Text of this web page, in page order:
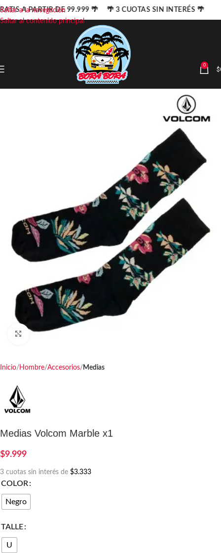
Saltar a la navegación
Saltar al contenido principal
0 $
Haga clic para ampliar
Inicio Hombre Accesorios Medias
Medias Volcom Marble x1
$9.999
3 cuotas sin interés de $3.333
COLOR
Negro
TALLE
U
A PARTIR DE 99.999 🌴 🌴 3 CUOTAS SIN INTERÉS 🌴